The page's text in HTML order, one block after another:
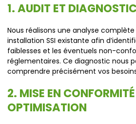
1. AUDIT ET
Nous réalisons une analyse
installation SSI existante afin
faiblesses et les éventuels non-
réglementaires. Ce diagnostic nous
comprendre précisément vos
2. MISE EN
OPTIMISATION